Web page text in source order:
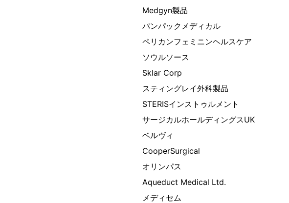
Medgyn製品
パンパックメディカル
ペリカンフェミニンヘルスケア
ソウルソース
Sklar Corp
スティングレイ外科製品
STERISインストゥルメント
サージカルホールディングスUK
ベルヴィ
CooperSurgical
オリンパス
Aqueduct Medical Ltd.
メディセム